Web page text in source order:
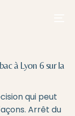
à Lyon 6 sur la
qui peut
Arrêt du